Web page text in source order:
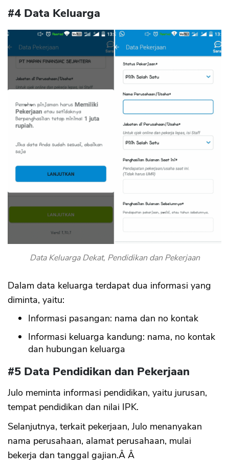
#4 Data Keluarga
Data Keluarga Dekat, Pendidikan dan Pekerjaan
Dalam data keluarga terdapat dua informasi yang
diminta, yaitu:
Informasi pasangan: nama dan no kontak
Informasi keluarga kandung: nama, no kontak
dan hubungan keluarga
#5 Data Pendidikan dan Pekerjaan
Julo meminta informasi pendidikan, yaitu jurusan,
tempat pendidikan dan nilai IPK.
Selanjutnya, terkait pekerjaan, Julo menanyakan
nama perusahaan, alamat perusahaan, mulai
bekerja dan tanggal gajian.Â Â